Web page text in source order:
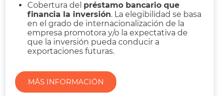
Cobertura del préstamo bancario que
financia la inversión. La elegibilidad se basa
en el grado de internacionalización de la
empresa promotora y/o la expectativa de
que la inversión pueda conducir a
exportaciones futuras.
MÁS INFORMACIÓN